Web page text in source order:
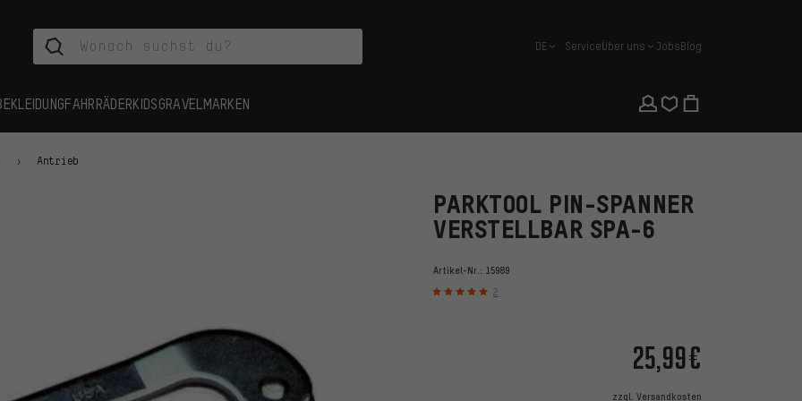
Deutsch
DE ServiceÜber uns JobsBlog
FAHRRÄDERKIDSGRAVEL MARKEN
Antrieb
PARKTOOL PIN-SPANNER
VERSTELLBAR SPA-6
Artikel-Nr.: 15989
2
25,99€
zzgl. Versandkosten